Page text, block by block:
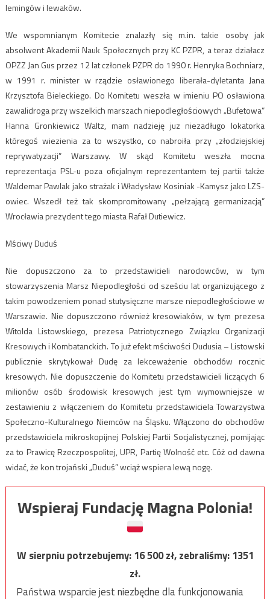
lemingów i lewaków.
We wspomnianym Komitecie znalazły się m.in. takie osoby jak
absolwent Akademii Nauk Społecznych przy KC PZPR, a teraz działacz
OPZZ Jan Gus przez 12 lat członek PZPR do 1990 r. Henryka Bochniarz,
w 1991 r. minister w rządzie osławionego liberała-dyletanta Jana
Krzysztofa Bieleckiego. Do Komitetu weszła w imieniu PO osławiona
zawalidroga przy wszelkich marszach niepodległościowych „Bufetowa”
Hanna Gronkiewicz Waltz, mam nadzieję juz niezadługo lokatorka
któregoś wiezienia za to wszystko, co nabroiła przy „złodziejskiej
reprywatyzacji” Warszawy. W skąd Komitetu weszła mocna
reprezentacja PSL-u poza oficjalnym reprezentantem tej partii także
Waldemar Pawlak jako strażak i Władysław Kosiniak -Kamysz jako LZS-
owiec. Wszedł też tak skompromitowany „pełzającą germanizacją”
Wrocławia prezydent tego miasta Rafał Dutiewicz.
Mściwy Duduś
Nie dopuszczono za to przedstawicieli narodowców, w tym
stowarzyszenia Marsz Niepodległości od sześciu lat organizującego z
takim powodzeniem ponad stutysięczne marsze niepodległościowe w
Warszawie. Nie dopuszczono również kresowiaków, w tym prezesa
Witolda Listowskiego, prezesa Patriotycznego Związku Organizacji
Kresowych i Kombatanckich. To już efekt mściwości Dudusia – Listowski
publicznie skrytykował Dudę za lekceważenie obchodów rocznic
kresowych. Nie dopuszczenie do Komitetu przedstawicieli liczących 6
milionów osób środowisk kresowych jest tym wymowniejsze w
zestawieniu z włączeniem do Komitetu przedstawiciela Towarzystwa
Społeczno-Kulturalnego Niemców na Śląsku. Włączono do obchodów
przedstawiciela mikroskopijnej Polskiej Partii Socjalistycznej, pomijając
za to Prawicę Rzeczpospolitej, UPR, Partię Wolność etc. Cóż od dawna
widać, że kon trojański „Duduś” wciąż wspiera lewą nogę.
Wspieraj Fundację Magna Polonia!
W sierpniu potrzebujemy:16 500zł, zebraliśmy:1351
zł.
Państwa wsparcie jest niezbędne dla funkcjonowania